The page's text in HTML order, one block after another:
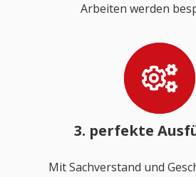
Arbeiten werden
3. perfekte
Mit Sachverstand und